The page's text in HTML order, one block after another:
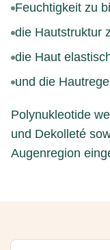
Feuchtigkeit zu
die Hautstruktur
die Haut
und die
Polynukleotide
und Dekolleté
Augenregion